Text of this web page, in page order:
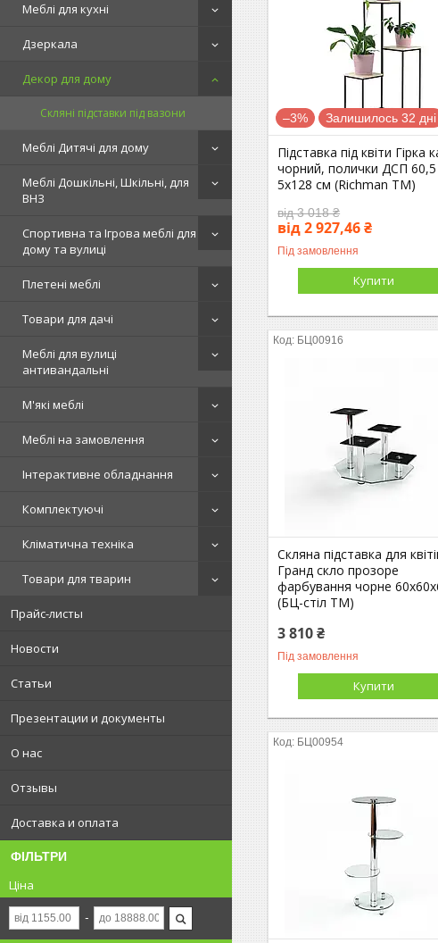
Меблі для кухні
Дзеркала
Декор для дому
Скляні підставки під вазони
Меблі Дитячі для дому
Меблі Дошкільні, Шкільні, для
ВНЗ
Спортивна та Ігрова меблі для
дому та вулиці
Плетені меблі
Товари для дачі
Меблі для вулиці
антивандальні
М'які меблі
Меблі на замовлення
Інтерактивне обладнання
Комплектуючі
Кліматична техніка
Товари для тварин
Прайс-листы
Новости
Статьи
Презентации и документы
О нас
Отзывы
Доставка и оплата
ФІЛЬТРИ
Ціна
–3% Залишилось 32 дні
Підставка під квіти Гірка
чорний, полички ДСП 60,5
5х128 см (Richman ТМ)
від 3 018 ₴
від 2 927,46 ₴
Під замовлення
Купити
БЦ00916
Скляна підставка для
Гранд скло прозоре
фарбування чорне
(БЦ-стіл ТМ)
3 810 ₴
Під замовлення
Купити
БЦ00954